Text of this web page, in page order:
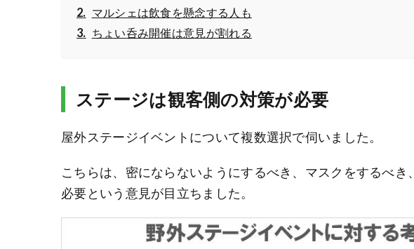
マルシェは飲食を懸念する人も
ちょい呑み開催は意見が割れる
ステージは観客側の対策が必要
屋外ステージイベントについて複数選択で伺いました。
こちらは、密にならないようにするべき、マスクをするべ
必要という意見が目立ちました。